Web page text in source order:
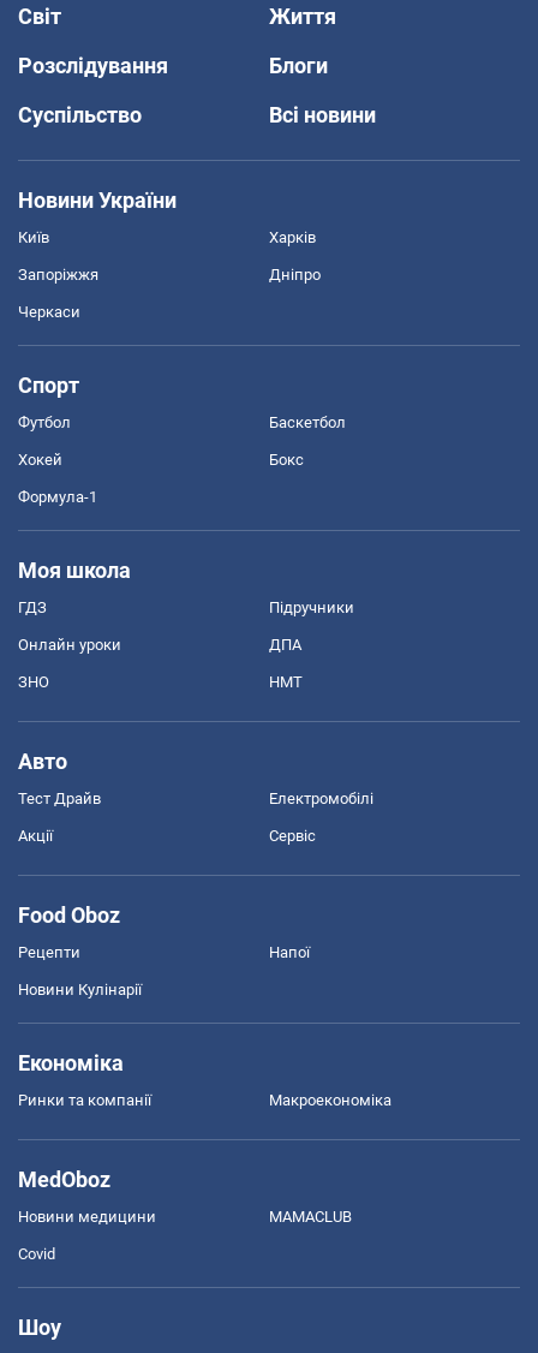
Світ
Життя
Розслідування
Блоги
Суспільство
Всі новини
Новини України
Київ Харків
Запоріжжя Дніпро
Черкаси
Спорт
Футбол Баскетбол
Хокей Бокс
Формула-1
Моя школа
ГДЗ Підручники
Онлайн уроки ДПА
ЗНО НМТ
Авто
Тест Драйв Електромобілі
Акції Сервіс
Food Oboz
Рецепти Напої
Новини Кулінарії
Економіка
Ринки та компанії Макроекономіка
MedOboz
Новини медицини MAMACLUB
Covid
Шоу